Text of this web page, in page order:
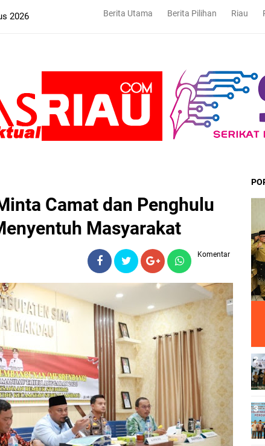
2026 Berita Utama Berita Pilihan Riau
Camat dan Penghulu
Masyarakat
Komentar